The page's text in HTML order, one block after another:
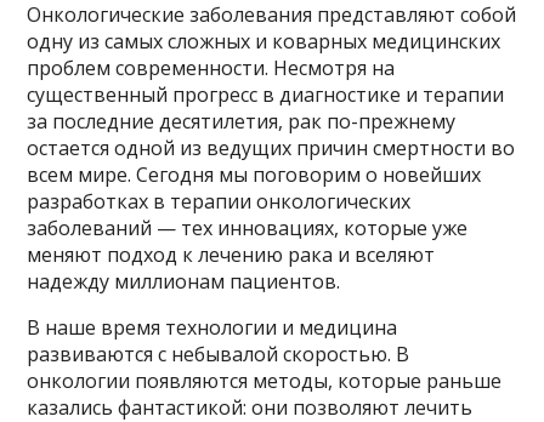
Онкологические заболевания представляют собой
одну из самых сложных и коварных медицинских
проблем современности. Несмотря на
существенный прогресс в диагностике и терапии
за последние десятилетия, рак по-прежнему
остается одной из ведущих причин смертности во
всем мире. Сегодня мы поговорим о новейших
разработках в терапии онкологических
заболеваний — тех инновациях, которые уже
меняют подход к лечению рака и вселяют
надежду миллионам пациентов.
В наше время технологии и медицина
развиваются с небывалой скоростью. В
онкологии появляются методы, которые раньше
казались фантастикой: они позволяют лечить